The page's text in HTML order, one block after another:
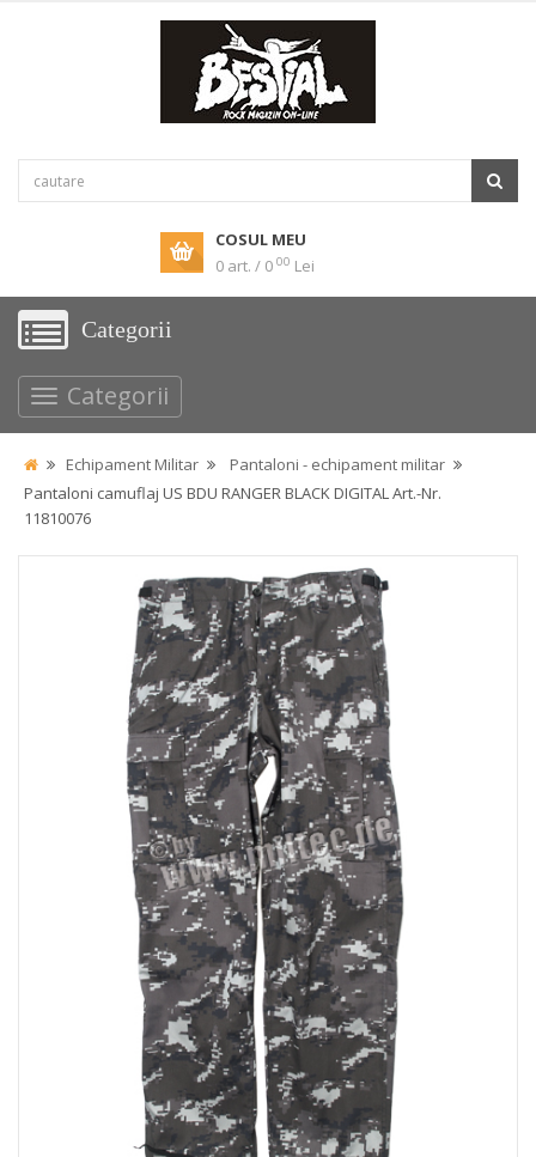
COSUL MEU
0 art. / 0 00 Lei
Categorii
Categorii
Echipament Militar
Pantaloni - echipament militar
Pantaloni camuflaj US BDU RANGER BLACK DIGITAL Art.-Nr.
11810076